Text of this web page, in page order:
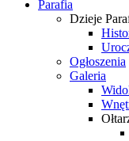
Parafia
Dzieje
Ogłoszenia
Galeria